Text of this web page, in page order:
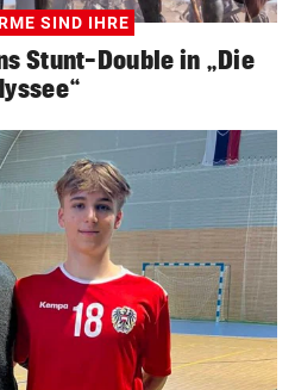
SIND IHRE
Stunt-Double in „Die